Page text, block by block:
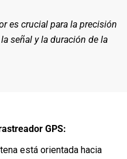
es crucial para la precisión
señal y la duración de la
GPS:
está orientada hacia